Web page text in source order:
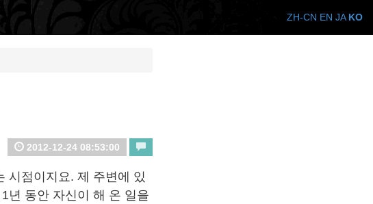
2012-12-24 08:53:00
시점이지요. 제 주변에 있
년 동안 자신이 해 온 일을
ZH-CN EN JA KO